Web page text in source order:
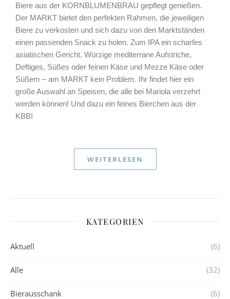
Biere aus der KORNBLUMENBRAU gepflegt genießen.
Der MARKT bietet den perfekten Rahmen, die jeweiligen
Biere zu verkosten und sich dazu von den Marktständen
einen passenden Snack zu holen. Zum IPA ein scharfes
asiatischen Gericht. Würzige mediterrane Aufstriche,
Deftiges, Süßes oder feinen Käse und Mezze Käse oder
Süßem – am MARKT kein Problem. Ihr findet hier ein
große Auswahl an Speisen, die alle bei Mariola verzehrt
werden können! Und dazu ein feines Bierchen aus der
KBB!
WEITERLESEN
KATEGORIEN
Aktuell (6)
Alle (32)
Bierausschank (6)